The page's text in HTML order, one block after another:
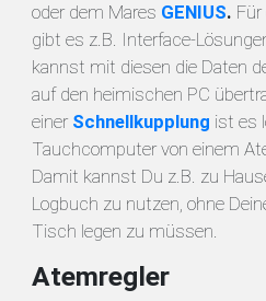
oder dem Mares GENIUS.
gibt es z.B. Interface-
kannst mit diesen die Daten
auf den heimischen PC
einer Schnellkupplung ist es
Tauchcomputer von einem
Damit kannst Du z.B. zu
Logbuch zu nutzen, ohne
Tisch legen zu müssen.
Atemregler